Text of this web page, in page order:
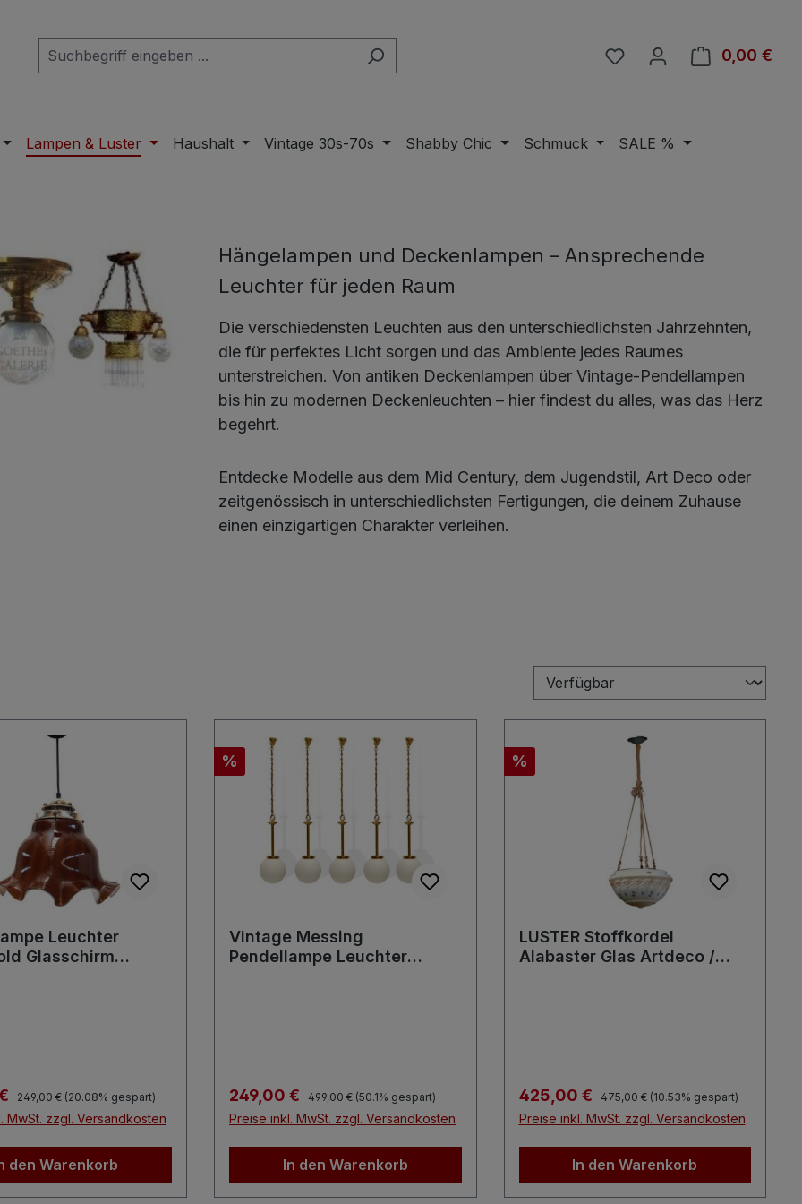
Du hast 0 Produkte auf
0,00 €
Lampen & Luster Haushalt Vintage 30s-70s Shabby Chic Schmuck SALE %
Hängelampen und Deckenlampen – Ansprechende
Leuchter für jeden Raum
Die verschiedensten Leuchten aus den unterschiedlichsten Jahrzehnten,
die für perfektes Licht sorgen und das Ambiente jedes Raumes
unterstreichen. Von antiken Deckenlampen über Vintage-Pendellampen
bis hin zu modernen Deckenleuchten – hier findest du alles, was das Herz
begehrt.
Entdecke Modelle aus dem Mid Century, dem Jugendstil, Art Deco oder
zeitgenössisch in unterschiedlichsten Fertigungen, die deinem Zuhause
einen einzigartigen Charakter verleihen.
Leuchter
Glasschirm
Regulärer Preis:
249,00 € (20.08% gespart)
MwSt. zzgl. Versandkosten
den Warenkorb
Rabatt
%
Vintage Messing
Pendellampe Leuchter
Verkaufspreis:
249,00 € Regulärer Preis:
499,00 € (50.1% gespart)
Preise inkl. MwSt. zzgl. Versandkosten
In den Warenkorb
Rabatt
%
LUSTER Stoffkordel
Alabaster Glas Artdeco /
Verkaufspreis:
425,00 € Regulärer Preis:
475,00 € (10.53% gespart)
Preise inkl. MwSt. zzgl. Versandkosten
In den Warenkorb